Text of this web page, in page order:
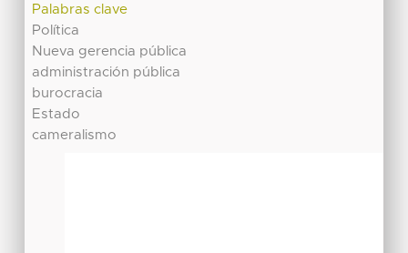
Palabras clave
Política
Nueva gerencia pública
administración pública
burocracia
Estado
cameralismo